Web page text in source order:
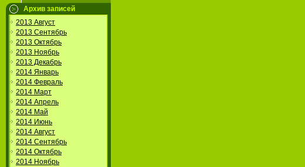
Архив записей
2013 Август
2013 Сентябрь
2013 Октябрь
2013 Ноябрь
2013 Декабрь
2014 Январь
2014 Февраль
2014 Март
2014 Апрель
2014 Май
2014 Июнь
2014 Август
2014 Сентябрь
2014 Октябрь
2014 Ноябрь